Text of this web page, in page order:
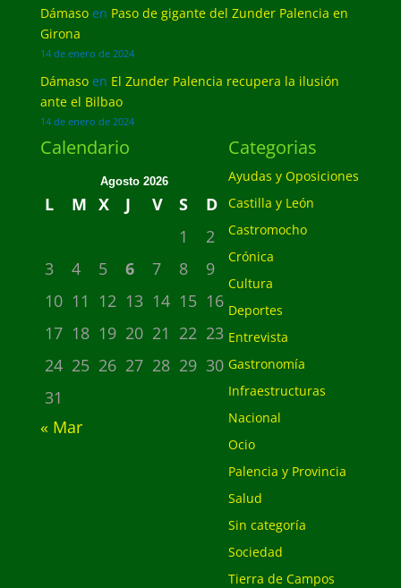
Dámasoen Paso de gigante del Zunder Palencia en
Girona
14 de enero de 2024
Dámasoen El Zunder Palencia recupera la ilusión
ante el Bilbao
14 de enero de 2024
Calendario
Agosto 2026
L M X J V S
D
1
2
3
4 5 6 7 8
9
10 11 12 13 14 15 16
17 18 19 20 21 22 23
24 25 26 27 28 29 30
31
« Mar
Categorias
Ayudas y Oposiciones
Castilla y León
Castromocho
Crónica
Cultura
Deportes
Entrevista
Gastronomía
Infraestructuras
Nacional
Ocio
Palencia y Provincia
Salud
Sin categoría
Sociedad
Tierra de Campos